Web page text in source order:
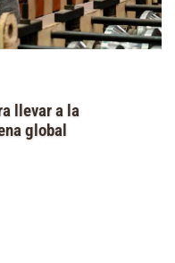
llevar a la
global